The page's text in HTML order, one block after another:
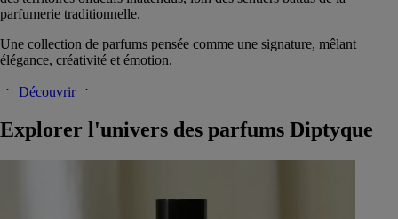
parfumerie traditionnelle.
Une collection de parfums pensée comme une signature, mêlant
élégance, créativité et émotion.
Découvrir
Explorer l'univers des parfums Diptyque